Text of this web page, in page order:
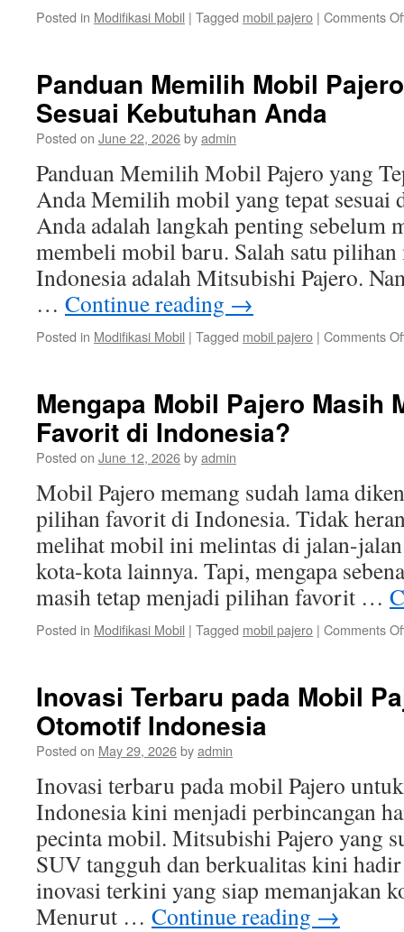
Posted in Modifikasi Mobil | Tagged mobil pajero | Comments
Panduan Memilih Mobil
Sesuai Kebutuhan Anda
Posted on June 22, 2026byadmin
Panduan Memilih Mobil Pajero yang
Anda Memilih mobil yang tepat sesuai
Anda adalah langkah penting sebelum
membeli mobil baru. Salah satu
Indonesia adalah Mitsubishi Pajero.
… Continue reading →
Posted in Modifikasi Mobil | Tagged mobil pajero | Comments
Mengapa Mobil Pajero Masih
Favorit di Indonesia?
Posted on June 12, 2026byadmin
Mobil Pajero memang sudah lama
pilihan favorit di Indonesia. Tidak
melihat mobil ini melintas di jalan-
kota-kota lainnya. Tapi, mengapa
masih tetap menjadi pilihan favorit …
Posted in Modifikasi Mobil | Tagged mobil pajero | Comments
Inovasi Terbaru pada Mobil
Otomotif Indonesia
Posted on May 29, 2026byadmin
Inovasi terbaru pada mobil Pajero
Indonesia kini menjadi perbincangan
pecinta mobil. Mitsubishi Pajero yang
SUV tangguh dan berkualitas kini
inovasi terkini yang siap memanjakan
Menurut … Continue reading →